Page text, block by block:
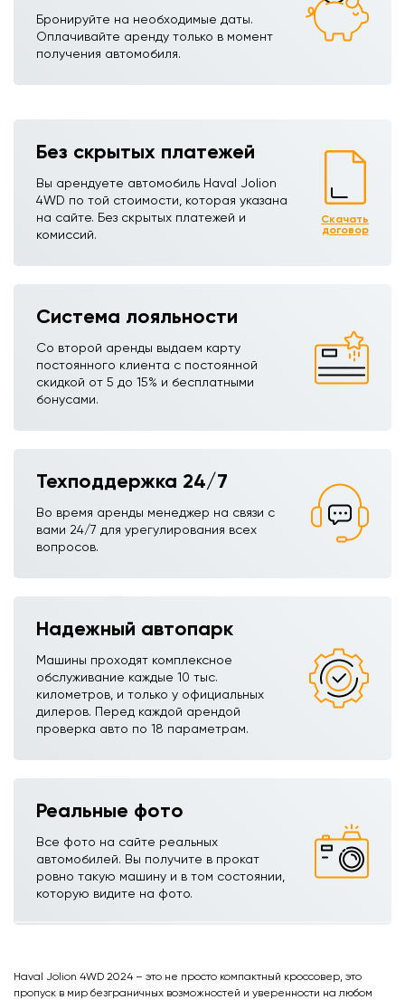
Бронируйте на необходимые даты.
Оплачивайте аренду только в момент
получения автомобиля.
Без скрытых платежей
Вы арендуете автомобиль Haval Jolion
4WDㅤㅤㅤㅤㅤ по той стоимости, которая указана
на сайте. Без скрытых платежей и
комиссий.
Скачать
договор
Система лояльности
Со второй аренды выдаем карту
постоянного клиента с постоянной
скидкой от 5 до 15% и бесплатными
бонусами.
Техподдержка 24/7
Во время аренды менеджер на связи с
вами 24/7 для урегулирования всех
вопросов.
Надежный автопарк
Машины проходят комплексное
обслуживание каждые 10 тыс.
километров, и только у официальных
дилеров. Перед каждой арендой
проверка авто по 18 параметрам.
Реальные фото
Все фото на сайте реальных
автомобилей. Вы получите в прокат
ровно такую машину и в том состоянии,
которую видите на фото.
Haval Jolion 4WD 2024 – это не просто компактный кроссовер, это
пропуск в мир безграничных возможностей и уверенности на любом